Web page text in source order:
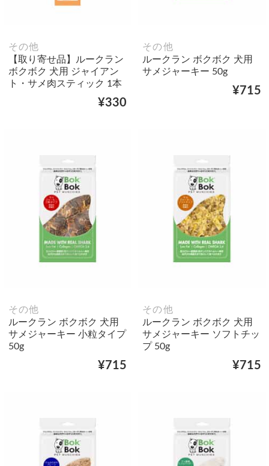
その他
【取り寄せ品】ルークラン
ボクボク 犬用 ジャイアン
ト・サメ肉スティック 1本
¥330
その他
ルークラン ボクボク 犬用
サメジャーキー 50g
¥715
その他
ルークラン ボクボク 犬用
サメジャーキー 小粒タイプ
50g
¥715
その他
ルークラン ボクボク 犬用
サメジャーキー ソフトチッ
プ 50g
¥715